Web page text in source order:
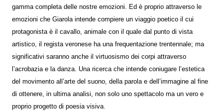
gamma completa delle nostre emozioni. Ed è proprio attraverso le
emozioni che Giarola intende compiere un viaggio poetico il cui
protagonista è il cavallo, animale con il quale dal punto di vista
artistico, il regista veronese ha una frequentazione trentennale; ma
significativi saranno anche il virtuosismo dei corpi attraverso
l’acrobazia e la danza. Una ricerca che intende coniugare l’estetica
del movimento all’arte del suono, della parola e dell’immagine al fine
di ottenere, in ultima analisi, non solo uno spettacolo ma un vero e
proprio progetto di poesia visiva.